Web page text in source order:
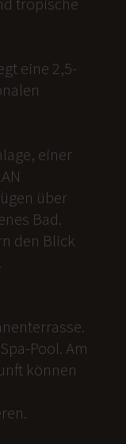
eine 2,5-
einer
über
Bad.
den Blick
Pool. Am
können